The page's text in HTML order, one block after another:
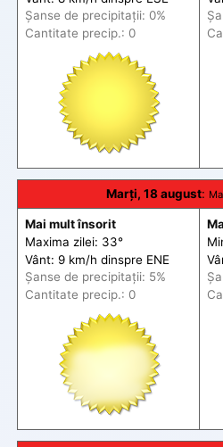
Șanse de precipitații: 0%
Cantitate precip.: 0
Marți, 18 august:
Mai mult însorit
Maxima zilei: 33°
Vânt: 9 km/h dinspre ENE
Șanse de precipitații: 5%
Cantitate precip.: 0